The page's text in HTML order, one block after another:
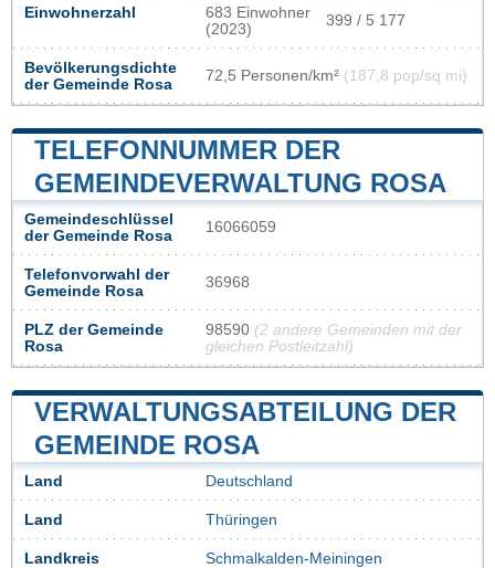
Einwohnerzahl
683 Einwohner
(2023)
399 / 5 177
Bevölkerungsdichte
der Gemeinde Rosa
72,5 Personen/km² (187,8 pop/sq mi)
TELEFONNUMMER DER
GEMEINDEVERWALTUNG ROSA
Gemeindeschlüssel
der Gemeinde Rosa
16066059
Telefonvorwahl der
Gemeinde Rosa
36968
PLZ der Gemeinde
Rosa
98590 (2 andere Gemeinden mit der
gleichen Postleitzahl)
VERWALTUNGSABTEILUNG DER
GEMEINDE ROSA
Land Deutschland
Land Thüringen
Landkreis Schmalkalden-Meiningen